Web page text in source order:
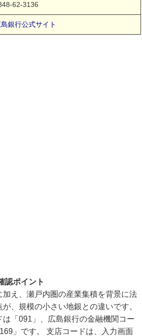
62-3136
島銀行公式サイト
認ポイント
加え、瀬戸内圏の産業集積を背景に法
、規模の小さい地銀との違いです。
「091」、広島銀行の金融機関コー
」です。 支店コードは、入力画面